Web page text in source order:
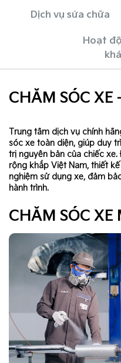
Dịch vụ sửa chữa
Hoạt
CHĂM SÓC XE
Trung tâm dịch vụ chính
sóc xe toàn diện, giúp duy
trị nguyên bản của chiếc
rộng khắp Việt Nam, thiết
nghiệm sử dụng xe, đảm
hành trình.
CHĂM SÓC XE